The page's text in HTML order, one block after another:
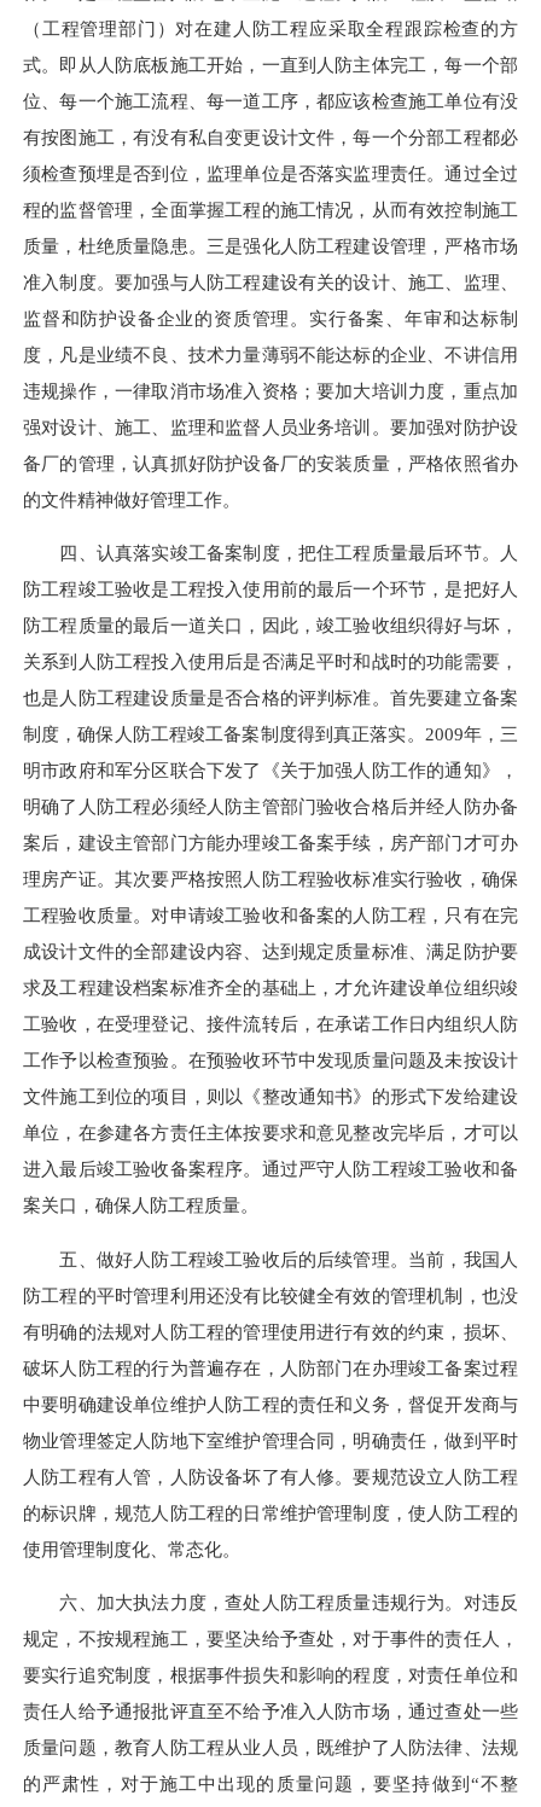
（工程管理部门）对在建人防工程应采取全程跟踪检查的方
式。即从人防底板施工开始，一直到人防主体完工，每一个部
位、每一个施工流程、每一道工序，都应该检查施工单位有没
有按图施工，有没有私自变更设计文件，每一个分部工程都必
须检查预埋是否到位，监理单位是否落实监理责任。通过全过
程的监督管理，全面掌握工程的施工情况，从而有效控制施工
质量，杜绝质量隐患。三是强化人防工程建设管理，严格市场
准入制度。要加强与人防工程建设有关的设计、施工、监理、
监督和防护设备企业的资质管理。实行备案、年审和达标制
度，凡是业绩不良、技术力量薄弱不能达标的企业、不讲信用
违规操作，一律取消市场准入资格；要加大培训力度，重点加
强对设计、施工、监理和监督人员业务培训。要加强对防护设
备厂的管理，认真抓好防护设备厂的安装质量，严格依照省办
的文件精神做好管理工作。
四、认真落实竣工备案制度，把住工程质量最后环节。人
防工程竣工验收是工程投入使用前的最后一个环节，是把好人
防工程质量的最后一道关口，因此，竣工验收组织得好与坏，
关系到人防工程投入使用后是否满足平时和战时的功能需要，
也是人防工程建设质量是否合格的评判标准。首先要建立备案
制度，确保人防工程竣工备案制度得到真正落实。2009年，三
明市政府和军分区联合下发了《关于加强人防工作的通知》，
明确了人防工程必须经人防主管部门验收合格后并经人防办备
案后，建设主管部门方能办理竣工备案手续，房产部门才可办
理房产证。其次要严格按照人防工程验收标准实行验收，确保
工程验收质量。对申请竣工验收和备案的人防工程，只有在完
成设计文件的全部建设内容、达到规定质量标准、满足防护要
求及工程建设档案标准齐全的基础上，才允许建设单位组织竣
工验收，在受理登记、接件流转后，在承诺工作日内组织人防
工作予以检查预验。在预验收环节中发现质量问题及未按设计
文件施工到位的项目，则以《整改通知书》的形式下发给建设
单位，在参建各方责任主体按要求和意见整改完毕后，才可以
进入最后竣工验收备案程序。通过严守人防工程竣工验收和备
案关口，确保人防工程质量。
五、做好人防工程竣工验收后的后续管理。当前，我国人
防工程的平时管理利用还没有比较健全有效的管理机制，也没
有明确的法规对人防工程的管理使用进行有效的约束，损坏、
破坏人防工程的行为普遍存在，人防部门在办理竣工备案过程
中要明确建设单位维护人防工程的责任和义务，督促开发商与
物业管理签定人防地下室维护管理合同，明确责任，做到平时
人防工程有人管，人防设备坏了有人修。要规范设立人防工程
的标识牌，规范人防工程的日常维护管理制度，使人防工程的
使用管理制度化、常态化。
六、加大执法力度，查处人防工程质量违规行为。对违反
规定，不按规程施工，要坚决给予查处，对于事件的责任人，
要实行追究制度，根据事件损失和影响的程度，对责任单位和
责任人给予通报批评直至不给予准入人防市场，通过查处一些
质量问题，教育人防工程从业人员，既维护了人防法律、法规
的严肃性，对于施工中出现的质量问题，要坚持做到“不整